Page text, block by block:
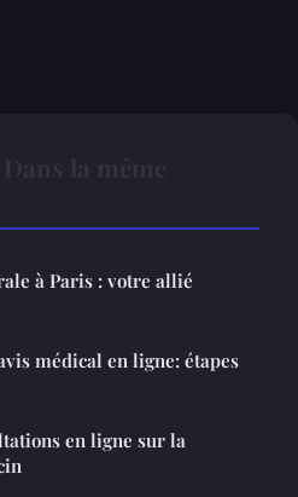
à Paris : votre allié
médical en ligne: étapes
en ligne sur la